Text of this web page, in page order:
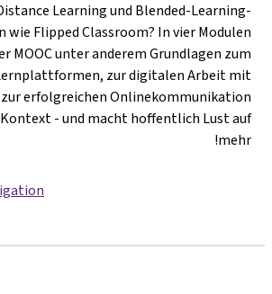
Learning und Blended-Learning-
wie Flipped Classroom? In vier Modulen
MOOC unter anderem Grundlagen zum
zur digitalen Arbeit mit
zur erfolgreichen Onlinekommunikation
- und macht hoffentlich Lust auf
mehr!